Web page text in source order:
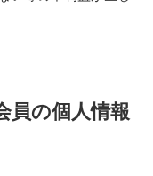
員の個人情報